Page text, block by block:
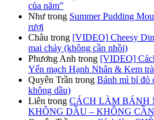
của năm”
Như trong Summer Pudding
rượi
Châu trong [VIDEO] Cheesy
mai chảy (không cần nhồi)
Phương Anh trong [VIDEO]
Yến mạch Hạnh Nhân & Kem
Quyên Trần trong Bánh mì bí đỏ
không dầu)
Liên trong CÁCH LÀM BÁNH
KHÔNG DẦU – KHÔNG